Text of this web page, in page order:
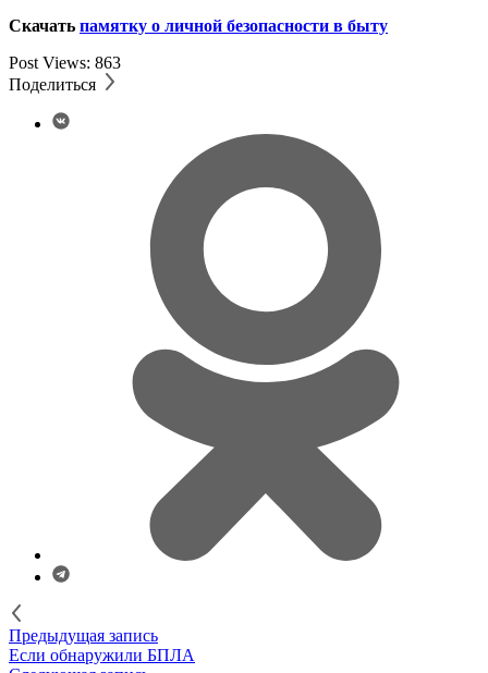
Скачать памятку о личной безопасности в быту
Post Views: 863
Поделиться
Предыдущая запись
Если обнаружили БПЛА